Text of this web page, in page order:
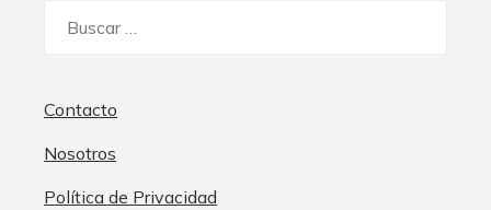
Contacto
Nosotros
Política de Privacidad